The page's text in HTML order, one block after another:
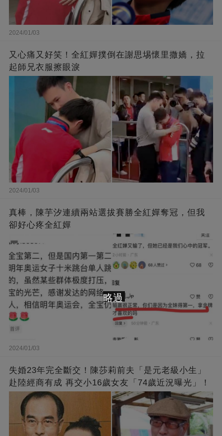
2024/01/03
又心痛又好笑！全紅嬋撲倒在謝思埸懷里撒嬌，拉
起師兄衣服擦眼淚
2024/01/03
真棒，陳芋汐連續兩站選拔賽勝全紅嬋奪冠，但我
卻好心疼全紅嬋
2024/01/03
失婚23年完全斷交！陳莎莉前夫「是元老級小生」
赴陸經商有成 再交小16歲女友「74歲近況曝光」！
略過